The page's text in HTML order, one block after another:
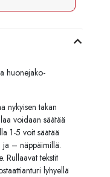
huonejako-
nykyisen takan
voidaan säätää
1-5 voit säätää
ja – näppäimillä.
Rullaavat tekstit
lyhyellä